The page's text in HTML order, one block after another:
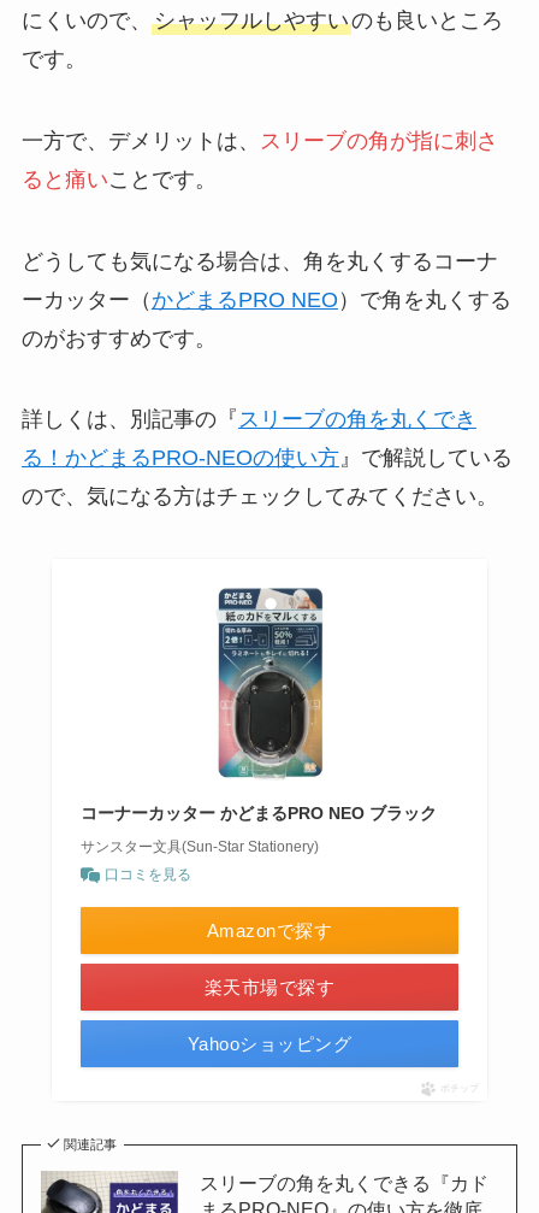
にくいので、 シャッフルしやすいのも良いところ
です。
一方で、デメリットは、
スリーブの角が指に刺さ
ると痛いことです。
どうしても気になる場合は、角を丸くするコーナ
ーカッター（かどまるPRO NEO ）で角を丸くする
のがおすすめです。
詳しくは、別記事の『スリーブの角を丸くでき
る！かどまるPRO-NEOの使い方』で解説している
ので、気になる方はチェックしてみてください。
コーナーカッター かどまるPRO NEO ブラック
サンスター文具(Sun-Star Stationery)
口コミを見る
Amazonで探す
楽天市場で探す
Yahooショッピング
ポチップ
関連記事
スリーブの角を丸くできる『カド